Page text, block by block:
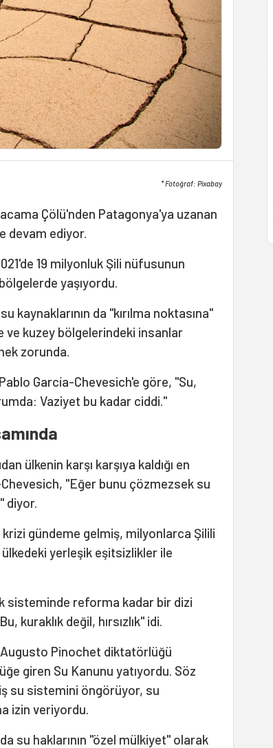
* Fotoğraf: Pixabay
Çölü'nden Patagonya'ya uzanan
devam ediyor.
19 milyonluk Şili nüfusunun
yaşıyordu.
kaynaklarının da "kırılma noktasına"
ve kuzey bölgelerindeki insanlar
zorunda.
García-Chevesich'e göre, "Su,
Vaziyet bu kadar ciddi."
ülkenin karşı karşıya kaldığı en
"Eğer bunu çözmezsek su
diyor.
krizi gündeme gelmiş, milyonlarca Şilili
yerleşik eşitsizlikler ile
sisteminde reforma kadar bir dizi
kuraklık değil, hırsızlık" idi.
Augusto Pinochet diktatörlüğü
giren Su Kanunu yatıyordu. Söz
su sistemini öngörüyor, su
izin veriyordu.
su haklarının "özel mülkiyet" olarak